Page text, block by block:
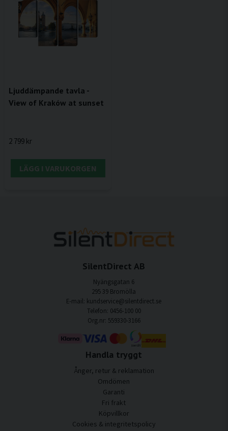
Ljuddämpande tavla -
View of Kraków at sunset
2 799 kr
LÄGG I VARUKORGEN
SilentDirect AB
Nyängsgatan 6
295 39 Bromölla
E-mail: kundservice@silentdirect.se
Telefon: 0456-100 00
Org.nr: 559330-3166
Handla tryggt
Ånger, retur & reklamation
Omdömen
Garanti
Fri frakt
Köpvillkor
Cookies & integritetspolicy